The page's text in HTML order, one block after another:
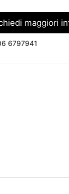
maggiori
6797941